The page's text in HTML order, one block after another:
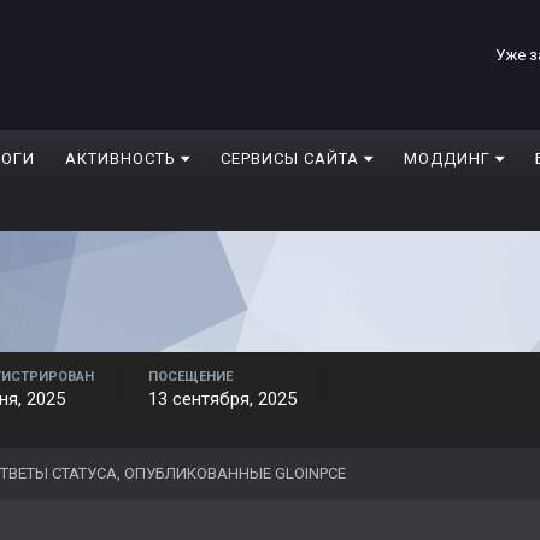
Уже
АКТИВНОСТЬ СЕРВИСЫ САЙТА МОДДИНГ
2025
ПОСЕЩЕНИЕ
13 сентября, 2025
СТАТУСА, ОПУБЛИКОВАННЫЕ GLOINPCE